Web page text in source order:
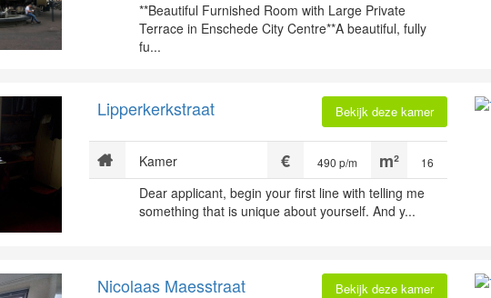
**Beautiful Furnished Room with Large Private
Terrace in Enschede City Centre**A beautiful, fully
fu...
Lipperkerkstraat Bekijk deze kamer
Kamer 16
490 p/m
Dear applicant, begin your first line with telling me
something that is unique about yourself. And y...
Nicolaas Maesstraat Bekijk deze kamer